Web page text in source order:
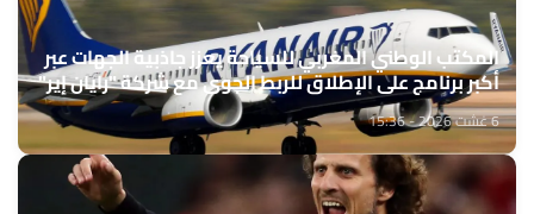
المكتب الوطني المغربي للسياحة يعزز جاذبية الجهات عبر
أكبر برنامج على الإطلاق للربط الجوي مع شركة "رايان إير"
6 غشت 2026 - 15:36